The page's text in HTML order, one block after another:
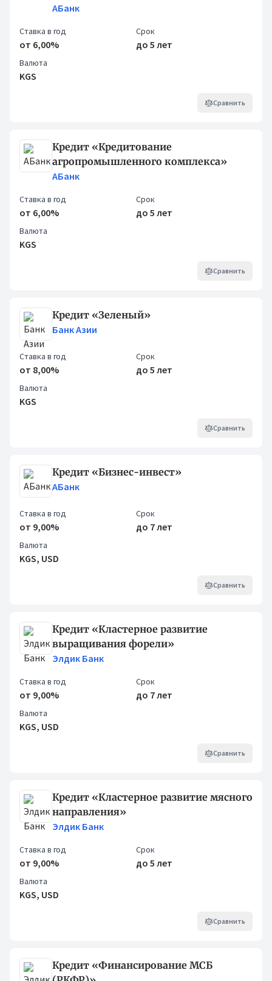
АБанк
Ставка в год
от 6,00%
Срок
до 5 лет
Валюта
KGS
Сравнить
Кредит «Кредитование
агропромышленного комплекса»
АБанк
Ставка в год
от 6,00%
Срок
до 5 лет
Валюта
KGS
Сравнить
Кредит «Зеленый»
Банк Азии
Ставка в год
от 8,00%
Срок
до 5 лет
Валюта
KGS
Сравнить
Кредит «Бизнес-инвест»
АБанк
Ставка в год
от 9,00%
Срок
до 7 лет
Валюта
KGS, USD
Сравнить
Кредит «Кластерное развитие
выращивания форели»
Элдик Банк
Ставка в год
от 9,00%
Срок
до 7 лет
Валюта
KGS, USD
Сравнить
Кредит «Кластерное развитие мясного
направления»
Элдик Банк
Ставка в год
от 9,00%
Срок
до 5 лет
Валюта
KGS, USD
Сравнить
Кредит «Финансирование МСБ